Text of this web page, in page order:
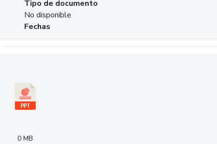
Tipo de documento
No disponible
Fechas
0 MB